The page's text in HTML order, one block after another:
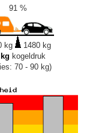
91 %
kg
1480 kg
kogeldruk
70 - 90 kg)